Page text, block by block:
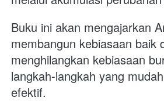
Buku ini akan mengajarkan
membangun kebiasaan baik
menghilangkan kebiasaan
langkah-langkah yang
efektif.